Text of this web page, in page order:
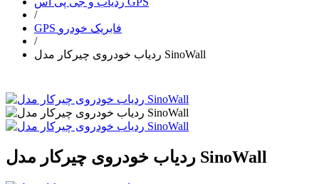
/
GPS فابریک خودرو
/
ردیاب خودروی چیرکار مدل SinoWall
ردیاب خودروی چیرکار مدل SinoWall